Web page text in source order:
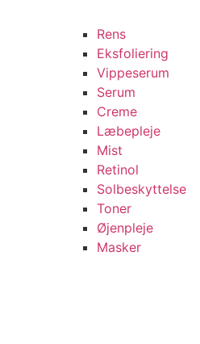
Rens
Eksfoliering
Vippeserum
Serum
Creme
Læbepleje
Mist
Retinol
Solbeskyttelse
Toner
Øjenpleje
Masker